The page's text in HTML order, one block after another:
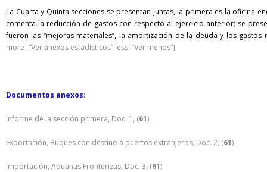
La Cuarta y Quinta secciones se presentan juntas, la primera es la oficina
comenta la reducción de gastos con respecto al ejercicio anterior; se
fueron las “mejoras materiales”, la amortización de la deuda y los
more=”Ver anexos estadísticos” less=”ver menos”]
Documentos anexos:
Informe de la sección primera, Doc. 1, (61)
Exportación, Buques con destino a puertos extranjeros, Doc. 2, (61)
Importación, Aduanas Fronterizas, Doc. 3, (61)